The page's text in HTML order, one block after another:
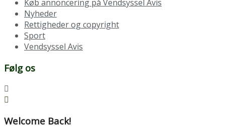
Køb annoncering på Vendsyssel Avis
Nyheder
Rettigheder og copyright
Sport
Vendsyssel Avis
Følg os
Welcome Back!